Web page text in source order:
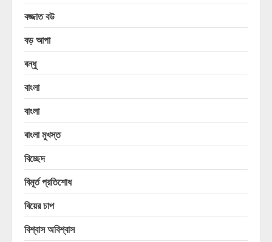
বজ্জাত বউ
বড় আপা
বন্ধু
বাংলা
বাংলা
বাংলা মুখস্ত
বিচ্ছেদ
বিমূর্ত প্রতিশোধ
বিয়ের চাপ
বিশ্বাস অবিশ্বাস